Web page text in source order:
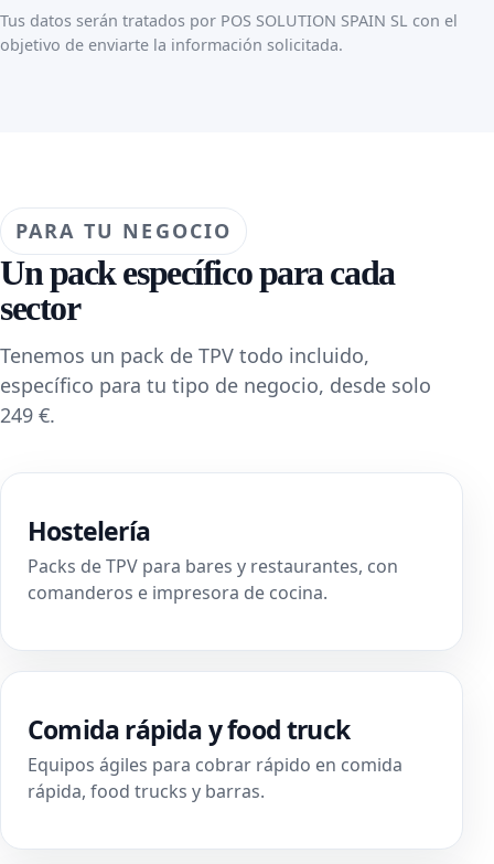
Tus datos serán tratados por POS SOLUTION SPAIN SL con el
objetivo de enviarte la información solicitada.
PARA TU NEGOCIO
Un pack específico para cada
sector
Tenemos un pack de TPV todo incluido,
específico para tu tipo de negocio, desde solo
249 €.
Hostelería
Packs de TPV para bares y restaurantes, con
comanderos e impresora de cocina.
Comida rápida y food truck
Equipos ágiles para cobrar rápido en comida
rápida, food trucks y barras.